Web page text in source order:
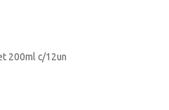
200ml c/12un